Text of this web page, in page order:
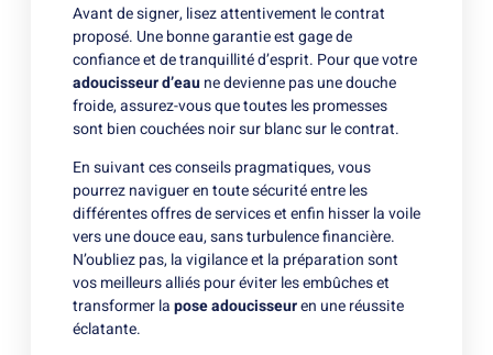
Avant de signer, lisez attentivement le contrat
proposé. Une bonne garantie est gage de
confiance et de tranquillité d’esprit. Pour que votre
adoucisseur d’eaune devienne pas une douche
froide, assurez-vous que toutes les promesses
sont bien couchées noir sur blanc sur le contrat.
En suivant ces conseils pragmatiques, vous
pourrez naviguer en toute sécurité entre les
différentes offres de services et enfin hisser la voile
vers une douce eau, sans turbulence financière.
N’oubliez pas, la vigilance et la préparation sont
vos meilleurs alliés pour éviter les embûches et
transformer lapose adoucisseuren une réussite
éclatante.